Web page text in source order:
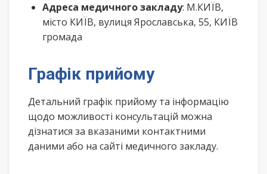
Адреса медичного закладу: М.КИЇВ,
місто КИЇВ, вулиця Ярославська, 55, КИЇВ
громада
Графік прийому
Детальний графік прийому та інформацію
щодо можливості консультацій можна
дізнатися за вказаними контактними
даними або на сайті медичного закладу.